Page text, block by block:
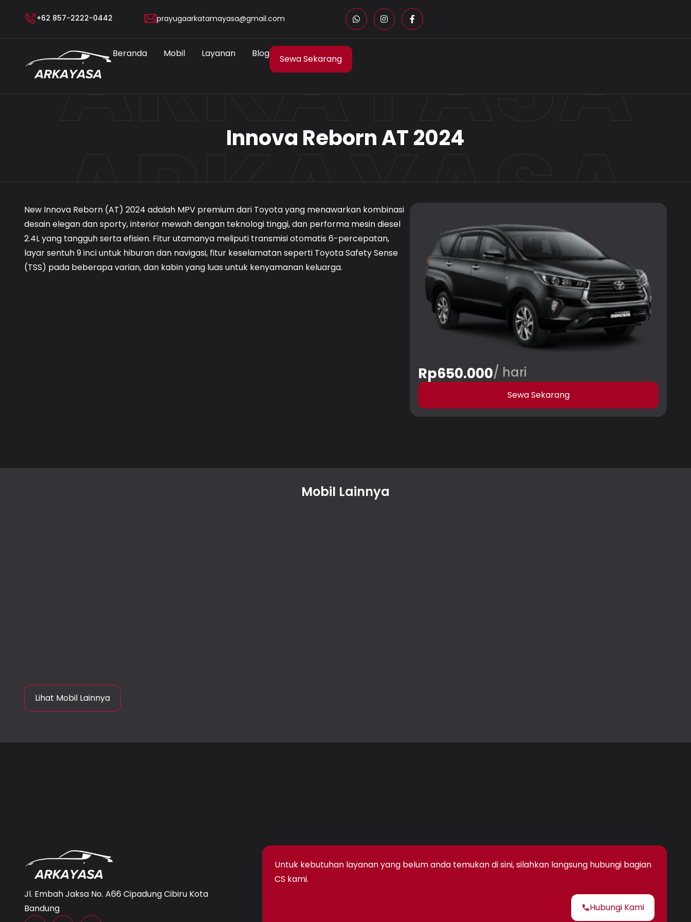
+62 857-2222-0442 prayugaarkatamayasa@gmail.com
Beranda Mobil Layanan Blog Sewa Sekarang
Innova Reborn AT 2024
ARKAYASA
ARKAYASA
New Innova Reborn (AT) 2024 adalah MPV premium dari Toyota yang menawarkan kombinasi
desain elegan dan sporty, interior mewah dengan teknologi tinggi, dan performa mesin diesel
2.4L yang tangguh serta efisien. Fitur utamanya meliputi transmisi otomatis 6-percepatan,
layar sentuh 9 inci untuk hiburan dan navigasi, fitur keselamatan seperti Toyota Safety Sense
(TSS) pada beberapa varian, dan kabin yang luas untuk kenyamanan keluarga.
Rp650.000/ hari
Sewa Sekarang
Mobil Lainnya
Lihat Mobil Lainnya
Jl. Embah Jaksa No. A66 Cipadung Cibiru Kota
Bandung
Untuk kebutuhan layanan yang belum anda temukan di sini, silahkan langsung hubungi bagian
CS kami.
Hubungi Kami